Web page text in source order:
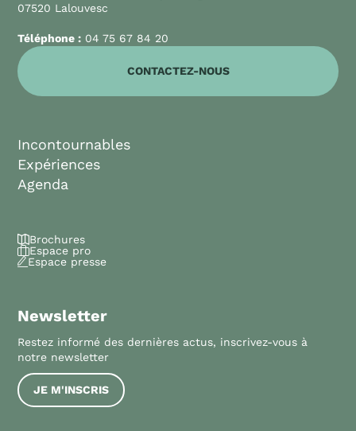
07520 Lalouvesc
Téléphone : 04 75 67 84 20
CONTACTEZ-NOUS
Incontournables
Expériences
Agenda
Brochures
Espace pro
Espace presse
Newsletter
Restez informé des dernières actus, inscrivez-vous à
notre newsletter
JE M'INSCRIS